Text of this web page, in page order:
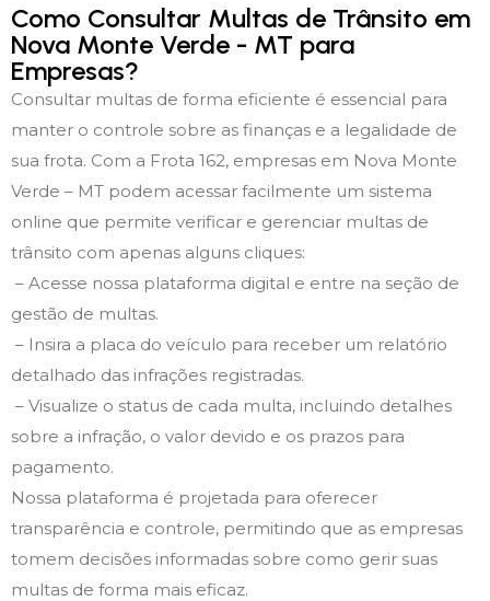
Como Consultar Multas de Trânsito em
Nova Monte Verde - MT para
Empresas?
Consultar multas de forma eficiente é essencial para
manter o controle sobre as finanças e a legalidade de
sua frota. Com a Frota 162, empresas em Nova Monte
Verde – MT podem acessar facilmente um sistema
online que permite verificar e gerenciar multas de
trânsito com apenas alguns cliques:
– Acesse nossa plataforma digital e entre na seção de
gestão de multas.
– Insira a placa do veículo para receber um relatório
detalhado das infrações registradas.
– Visualize o status de cada multa, incluindo detalhes
sobre a infração, o valor devido e os prazos para
pagamento.
Nossa plataforma é projetada para oferecer
transparência e controle, permitindo que as empresas
tomem decisões informadas sobre como gerir suas
multas de forma mais eficaz.